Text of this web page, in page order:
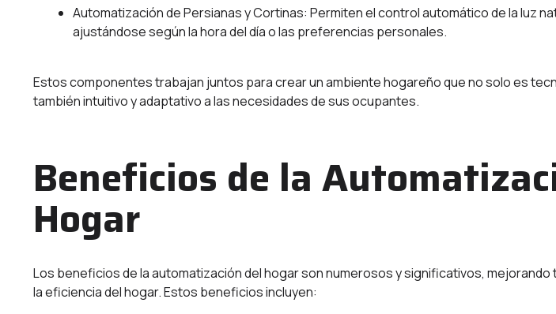
Automatización de Persianas y Cortinas: Permiten el control automático de la luz
ajustándose según la hora del día o las preferencias personales.
Estos componentes trabajan juntos para crear un ambiente hogareño que no solo es
también intuitivo y adaptativo a las necesidades de sus ocupantes.
Beneficios de la
Hogar
Los beneficios de la automatización del hogar son numerosos y significativos, mejorando
la eficiencia del hogar. Estos beneficios incluyen: